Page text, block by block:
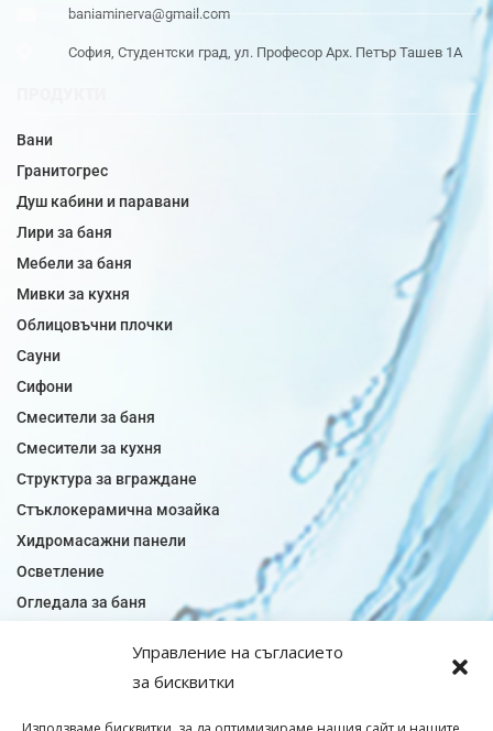
Управление на съгласието
за бисквитки
baniaminerva@gmail.com
София, Студентски град, ул. Професор Арх. Петър Ташев 1А
Вани
Гранитогрес
Душ кабини и паравани
Лири за баня
Мебели за баня
Мивки за кухня
Облицовъчни плочки
Сауни
Сифони
Смесители за баня
Смесители за кухня
Структура за вграждане
Стъклокерамична мозайка
Хидромасажни панели
Осветление
Огледала за баня
Плочки за кухня
Подови лентова сифони